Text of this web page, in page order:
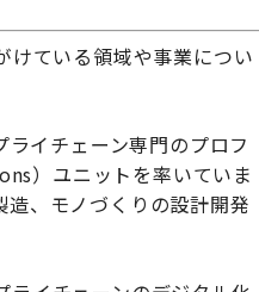
けている領域や事業につい
イチェーン専門のプロフ
）ユニットを率いていま
、モノづくりの設計開発